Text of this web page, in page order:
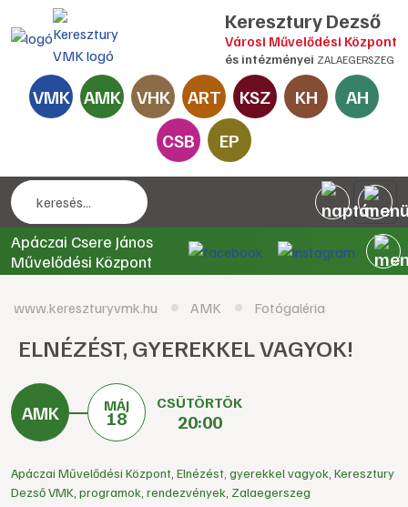
Keresztury Dezső
Városi Művelődési Központ
és intézményei ZALAEGERSZEG
VMK AMK VHK ART KSZ KH
AH
CSB
EP
Apáczai Csere János
Művelődési Központ
www.kereszturyvmk.hu AMK Fotógaléria
ELNÉZÉST, GYEREKKEL VAGYOK!
MÁJ
18
CSÜTÖRTÖK
20:00
Apáczai Művelődési Központ Elnézést, gyerekkel vagyok Keresztury
Dezső VMK programok rendezvények Zalaegerszeg